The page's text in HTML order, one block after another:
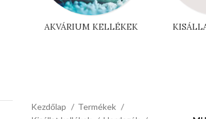
AKVÁRIUM KELLÉKEK
Kezdőlap
Termékek